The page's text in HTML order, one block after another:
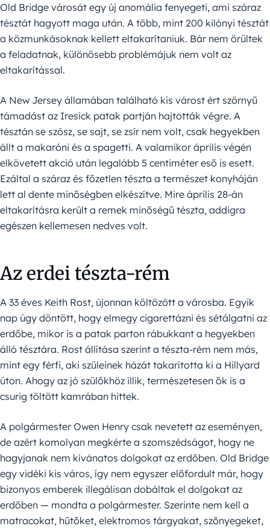
Old Bridge városát egy új anomália fenyegeti, ami száraz
tésztát hagyott maga után. A több, mint 200 kilónyi tésztát
a közmunkásoknak kellett eltakarítaniuk. Bár nem örültek
a feladatnak, különösebb problémájuk nem volt az
eltakarítással.
A New Jersey államában található kis várost ért szörnyű
támadást az Iresick patak partján hajtották végre. A
tésztán se szósz, se sajt, se zsír nem volt, csak hegyekben
állt a makaróni és a spagetti. A valamikor április végén
elkövetett akció után legalább 5 centiméter eső is esett.
Ezáltal a száraz és főzetlen tészta a természet konyháján
lett al dente minőségben elkészítve. Mire április 28-án
eltakarításra került a remek minőségű tészta, addigra
egészen kellemesen nedves volt.
Az erdei tészta-rém
A 33 éves Keith Rost, újonnan költözött a városba. Egyik
nap úgy döntött, hogy elmegy cigarettázni és sétálgatni az
erdőbe, mikor is a patak parton rábukkant a hegyekben
álló tésztára. Rost állítása szerint a tészta-rém nem más,
mint egy férfi, aki szüleinek házát takarította ki a Hillyard
úton. Ahogy az jó szülőkhöz illik, természetesen ők is a
csurig töltött kamrában hittek.
A polgármester Owen Henry csak nevetett az eseményen,
de azért komolyan megkérte a szomszédságot, hogy ne
hagyjanak nem kívánatos dolgokat az erdőben. Old Bridge
egy vidéki kis város, így nem egyszer előfordult már, hogy
bizonyos emberek illegálisan dobáltak el dolgokat az
erdőben — mondta a polgármester. Szerinte nem kell a
matracokat, hűtőket, elektromos tárgyakat, szőnyegeket,